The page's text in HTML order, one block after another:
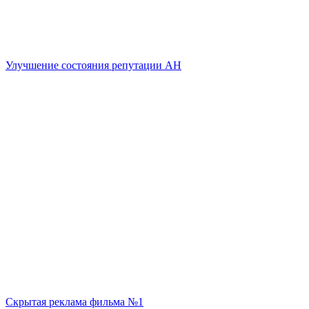
Улучшение состояния репутации АН
Скрытая реклама фильма №1